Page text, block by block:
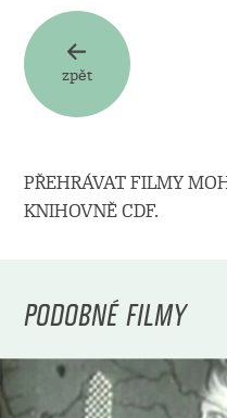
zpět
PŘEHRÁVAT FILMY
KNIHOVNĚ CDF.
PODOBNÉ FILMY